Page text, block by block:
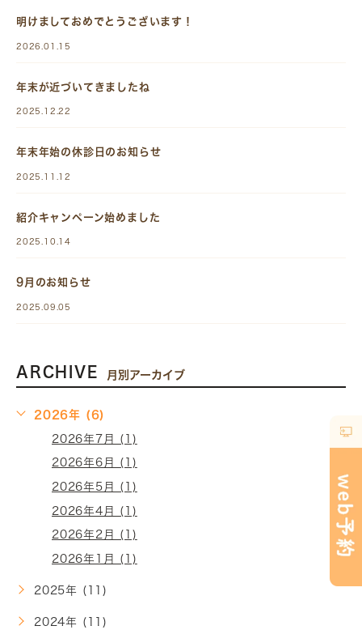
明けましておめでとうございます！
2026.01.15
年末が近づいてきましたね
2025.12.22
年末年始の休診日のお知らせ
2025.11.12
紹介キャンペーン始めました
2025.10.14
9月のお知らせ
2025.09.05
ARCHIVE 月別アーカイブ
2026年 (6)
2026年7月 (1)
2026年6月 (1)
2026年5月 (1)
2026年4月 (1)
2026年2月 (1)
2026年1月 (1)
2025年 (11)
2024年 (11)